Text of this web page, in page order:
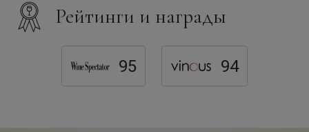
больше времени на созревание, чем большинство
производителей, в основе их производства лежат
традиционные методы – они строго ограничиваю
урожайность, тщательно отбирают ягоды после сбора. У
них нет строгой формулы использования новых бочек
или счета времени, проведенного вином в баррелях.
Методы Domaine Robert Groffier Pere & Fils часто
Рейтинги и награды
95 94